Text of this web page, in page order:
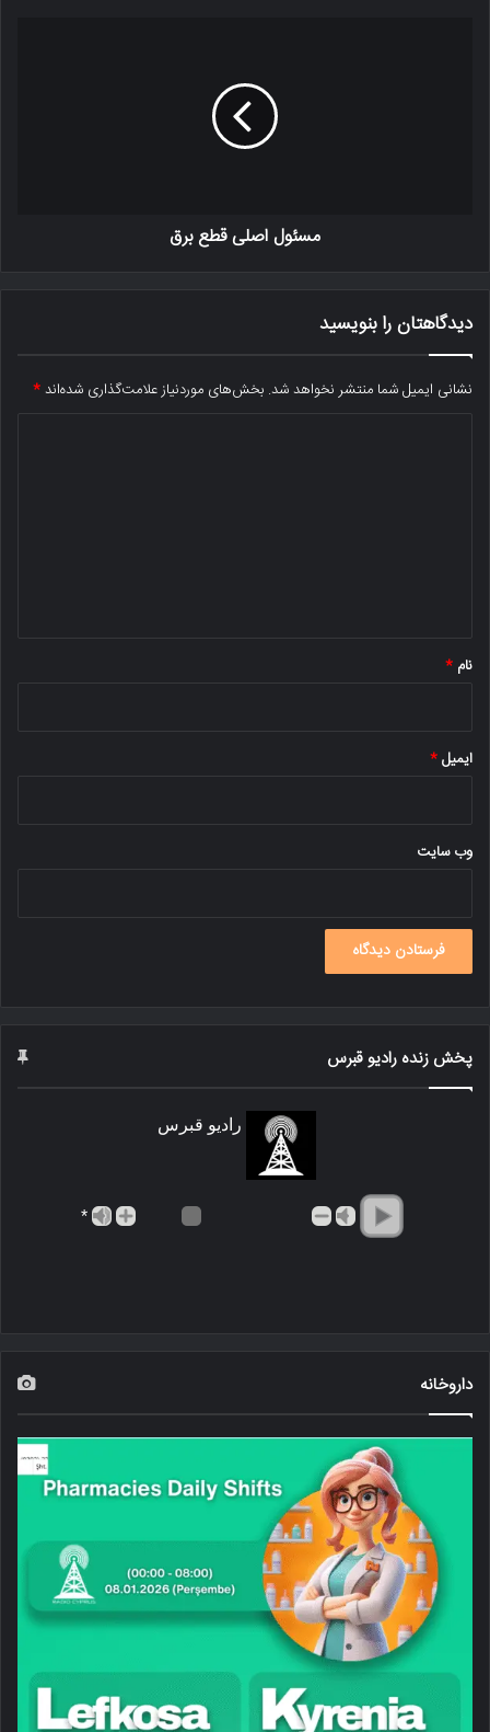
مسئول اصلی قطع برق
دیدگاهتان را بنویسید
نشانی ایمیل شما منتشر نخواهد شد. بخش‌های موردنیاز علامت‌گذاری شده‌اند*
نام *
ایمیل*
وب‌ سایت
پخش زنده رادیو قبرس
رادیو قبرس
*
داروخانه